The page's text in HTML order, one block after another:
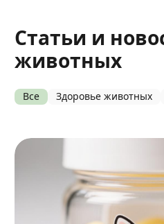
Статьи и
животных
Все Здоровье животных